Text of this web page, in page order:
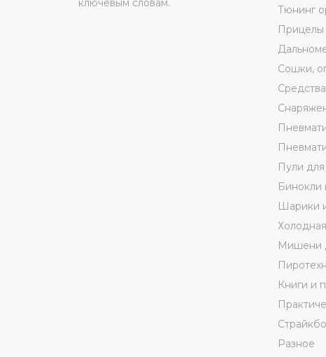
ключевым словам.
Тюнинг
Сошки,
Пули
Бинокли
Шарики
Мишени
Книги и
Разное